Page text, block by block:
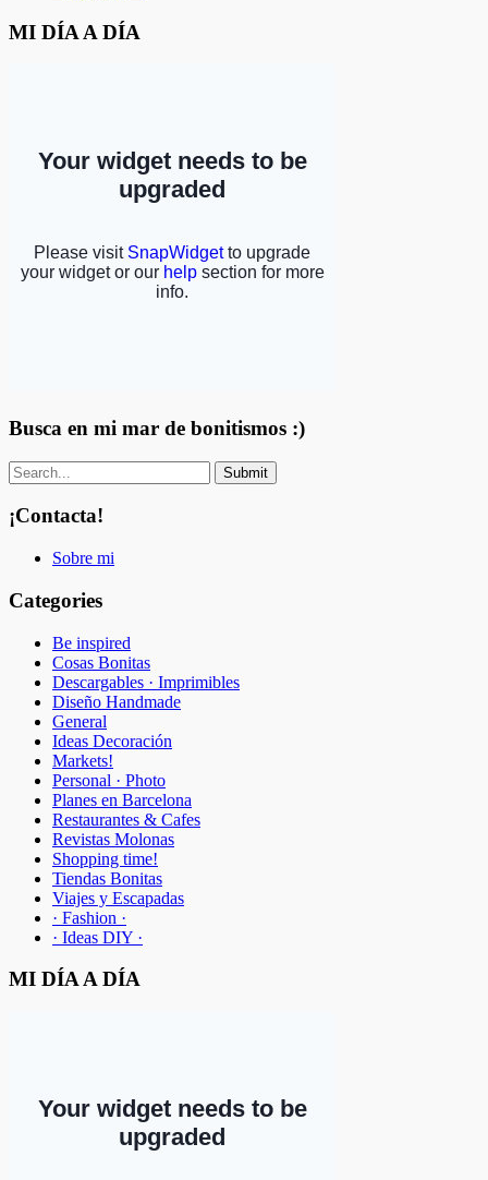
MI DÍA A DÍA
Busca en mi mar de bonitismos :)
¡Contacta!
Sobre mi
Categories
Be inspired
Cosas Bonitas
Descargables · Imprimibles
Diseño Handmade
General
Ideas Decoración
Markets!
Personal · Photo
Planes en Barcelona
Restaurantes & Cafes
Revistas Molonas
Shopping time!
Tiendas Bonitas
Viajes y Escapadas
· Fashion ·
· Ideas DIY ·
MI DÍA A DÍA